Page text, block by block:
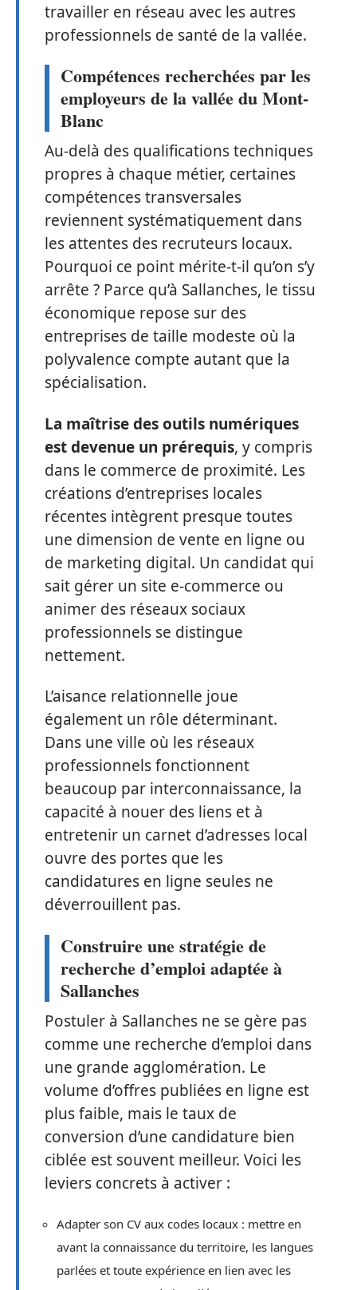
travailler en réseau avec les autres
professionnels de santé de la vallée.
Compétences recherchées par les
employeurs de la vallée du Mont-
Blanc
Au-delà des qualifications techniques
propres à chaque métier, certaines
compétences transversales
reviennent systématiquement dans
les attentes des recruteurs locaux.
Pourquoi ce point mérite-t-il qu’on s’y
arrête ? Parce qu’à Sallanches, le tissu
économique repose sur des
entreprises de taille modeste où la
polyvalence compte autant que la
spécialisation.
La maîtrise des outils numériques
est devenue un prérequis, y compris
dans le commerce de proximité. Les
créations d’entreprises locales
récentes intègrent presque toutes
une dimension de vente en ligne ou
de marketing digital. Un candidat qui
sait gérer un site e-commerce ou
animer des réseaux sociaux
professionnels se distingue
nettement.
L’aisance relationnelle joue
également un rôle déterminant.
Dans une ville où les réseaux
professionnels fonctionnent
beaucoup par interconnaissance, la
capacité à nouer des liens et à
entretenir un carnet d’adresses local
ouvre des portes que les
candidatures en ligne seules ne
déverrouillent pas.
Construire une stratégie de
recherche d’emploi adaptée à
Sallanches
Postuler à Sallanches ne se gère pas
comme une recherche d’emploi dans
une grande agglomération. Le
volume d’offres publiées en ligne est
plus faible, mais le taux de
conversion d’une candidature bien
ciblée est souvent meilleur. Voici les
leviers concrets à activer :
Adapter son CV aux codes locaux : mettre en
avant la connaissance du territoire, les langues
parlées et toute expérience en lien avec les